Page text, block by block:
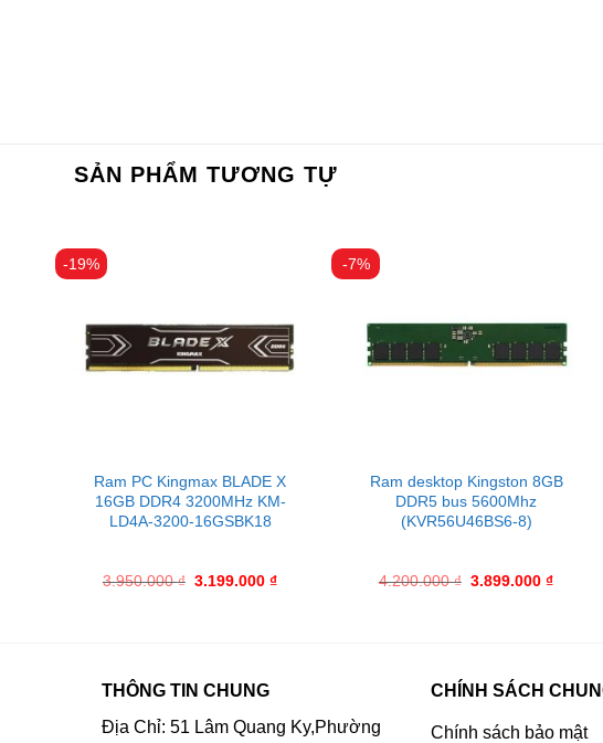
SẢN PHẨM TƯƠNG TỰ
-19%
Ram PC Kingmax BLADE X
16GB DDR4 3200MHz KM-
LD4A-3200-16GSBK18
3.950.000₫ 3.199.000₫
-7%
Ram desktop Kingston 8GB
DDR5 bus 5600Mhz
(KVR56U46BS6-8)
4.200.000₫ 3.899.000₫
THÔNG TIN CHUNG
Địa Chỉ: 51 Lâm Quang Ky,Phường
CHÍNH SÁCH
Chính sách bảo mật